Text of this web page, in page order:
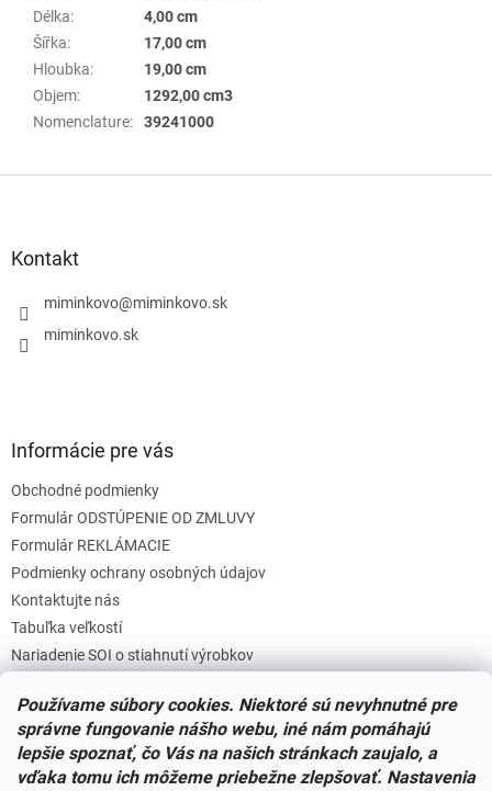
Používame súbory cookies. Niektoré sú nevyhnutné pre
správne fungovanie nášho webu, iné nám pomáhajú
lepšie spoznať, čo Vás na našich stránkach zaujalo, a
vďaka tomu ich môžeme priebežne zlepšovať. Nastavenia
Délka:
4,00 cm
Šířka:
17,00 cm
Hloubka:
19,00 cm
Objem:
1292,00 cm3
Nomenclature: 39241000
Kontakt
miminkovo@miminkovo.sk
miminkovo.sk
Informácie pre vás
Obchodné podmienky
Formulár ODSTÚPENIE OD ZMLUVY
Formulár REKLÁMACIE
Podmienky ochrany osobných údajov
Kontaktujte nás
Tabuľka veľkostí
Nariadenie SOI o stiahnutí výrobkov
Zásady súborov COOKIES